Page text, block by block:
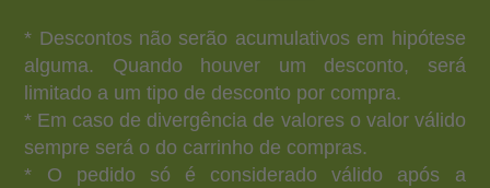
* Descontos não serão acumulativos em hipótese
alguma. Quando houver um desconto, será
limitado a um tipo de desconto por compra.
* Em caso de divergência de valores o valor válido
sempre será o do carrinho de compras.
* O pedido só é considerado válido após a